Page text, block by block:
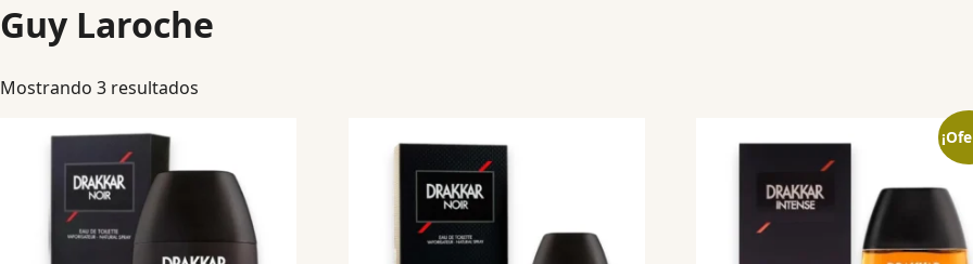
Guy Laroche
Mostrando 3 resultados